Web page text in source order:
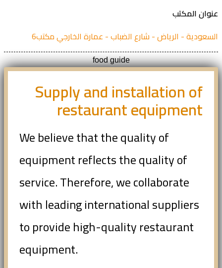
المكتب
- الرياض - شارع الضباب - عمارة الخارجي مكتب6
food guide
Supply and installation of
restaurant equipment
We believe that the quality of
equipment reflects the quality of
service. Therefore, we collaborate
with leading international suppliers
to provide high-quality restaurant
equipment.